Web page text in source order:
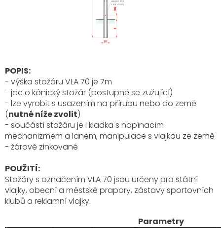
POPIS:
- výška stožáru VLA 70 je 7m
- jde o kónický stožár (postupně se zužující)
- lze vyrobit s usazením na přírubu nebo do země
(nutné níže zvolit)
- součástí stožáru je i kladka s napínacím
mechanizmem a lanem, manipulace s vlajkou ze země
- žárově zinkované
POUŽITÍ:
Stožáry s označením VLA 70 jsou určeny pro státní
vlajky, obecní a městské prapory, zástavy sportovních
klubů a reklamní vlajky.
Parametry